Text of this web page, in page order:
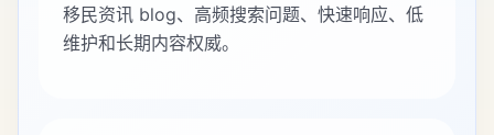
移民资讯 blog、高频搜索问题、快速响应、低
维护和长期内容权威。